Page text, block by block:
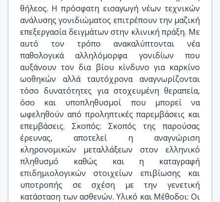
θήλεος. Η πρόσφατη εισαγωγή νέων τεχνικών
ανάλυσης γονιδιώματος επιτρέπουν την μαζική
επεξεργασία δειγμάτων στην κλινική πράξη. Με
αυτό τον τρόπο ανακαλύπτονται νέα
παθολογικά αλληλόμορφα γονιδίων που
αυξάνουν τον δια βίου κίνδυνο για καρκίνο
ωοθηκών αλλά ταυτόχρονα αναγνωρίζονται
τόσο δυνατότητες για στοχευμένη θεραπεία,
όσο και υποπληθυσμοί που μπορεί να
ωφεληθούν από προληπτικές παρεμβάσεις και
επεμβάσεις. Σκοπός: Σκοπός της παρούσας
έρευνας, αποτελεί η αναγνώριση
κληρονομικών μεταλλάξεων στον ελληνικό
πληθυσμό καθώς και η καταγραφή
επιδημιολογικών στοιχείων επιβίωσης και
υποτροπής σε σχέση με την γενετική
κατάσταση των ασθενών. Υλικό και Μέθοδοι: Οι